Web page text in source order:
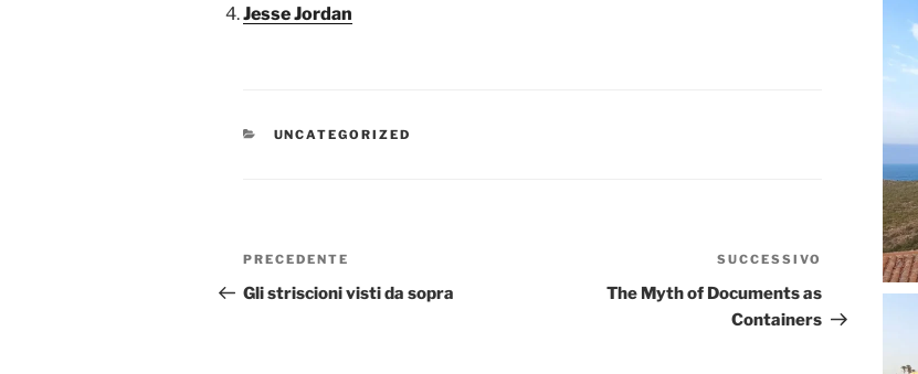
Jesse Jordan
CATEGORIE
UNCATEGORIZED
Navigazione
articoli
Articolo
precedente:
PRECEDENTE
Gli striscioni visti da sopra
Articolo
successivo
SUCCESSIVO
The Myth of Documents as
Containers